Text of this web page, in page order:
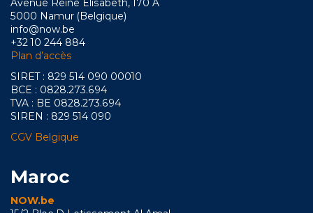
Avenue Reine Elisabeth, 170 A
5000 Namur (Belgique)
info@now.be
+32 10 244 884
Plan d’accès
SIRET : 829 514 090 00010
BCE : 0828.273.694
TVA : BE 0828.273.694
SIREN : 829 514 090
CGV Belgique
Maroc
NOW.be